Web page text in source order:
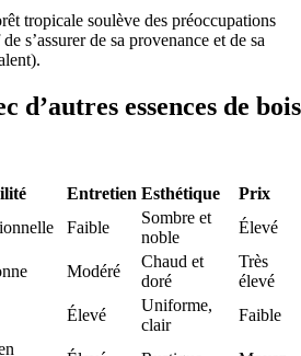
tropicale soulève des préoccupations
s’assurer de sa provenance et de sa
d’autres essences de bois
Entretien Esthétique
Prix
Faible
Sombre et
noble
Élevé
Modéré
Chaud et
doré
Très
élevé
Élevé
Uniforme,
clair
Faible